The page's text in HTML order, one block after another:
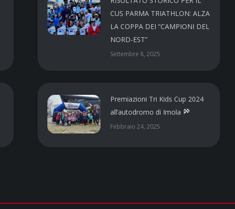
CUS PARMA TRIATHLON: ALZA
LA COPPA DEI “CAMPIONI DEL
NORD-EST”
Settembre 8, 2025
Premiazioni Tri Kids Cup 2024
all’autodromo di Imola
Febbraio 24, 2025